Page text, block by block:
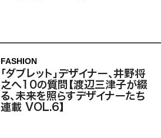
FASHION
「ダブレット」デザイナー、井野将
之へ10の質問【渡辺三津子が綴
る、未来を照らすデザイナーたち
連載 VOL.6】